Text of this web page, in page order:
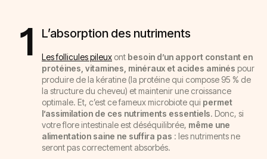
1 L’absorption des nutriments
Les follicules pileux ont besoin d’un apport constant en
protéines, vitamines, minéraux et acides aminés pour
produire de la kératine (la protéine qui compose 95 % de
la structure du cheveu) et maintenir une croissance
optimale. Et, c’est ce fameux microbiote qui permet
l’assimilation de ces nutriments essentiels. Donc, si
votre flore intestinale est déséquilibrée, même une
alimentation saine ne suffira pas : les nutriments ne
seront pas correctement absorbés.